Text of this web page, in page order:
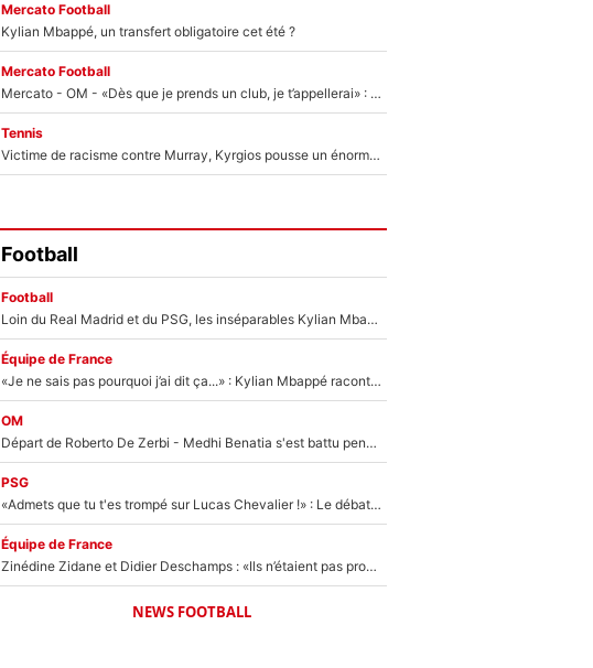
Mercato Football
Kylian Mbappé, un transfert obligatoire cet été ?
Mercato Football
Mercato - OM - «Dès que je prends un club, je t’appellerai» : La promesse de Marcelino au moment de claquer la porte
Tennis
Victime de racisme contre Murray, Kyrgios pousse un énorme coup de gueule !
Football
Football
Loin du Real Madrid et du PSG, les inséparables Kylian Mbappé et Achraf Hakimi changent d'équipe le temps d'une journée !
Équipe de France
«Je ne sais pas pourquoi j’ai dit ça...» : Kylian Mbappé raconte sa première rencontre avec Zinédine Zidane (et c’est très drôle)
OM
Départ de Roberto De Zerbi - Medhi Benatia s'est battu pendant six mois pour le retenir à l'OM, le PSG a été le naufrage de trop : «Je pars avec toi»
PSG
«Admets que tu t'es trompé sur Lucas Chevalier !» : Le débat sur le gardien du PSG vire au clash à l'After Foot
Équipe de France
Zinédine Zidane et Didier Deschamps : «Ils n’étaient pas proches», les confidences d’un membre de l’équipe de France 1998 sur leur relation spéciale
NEWS FOOTBALL